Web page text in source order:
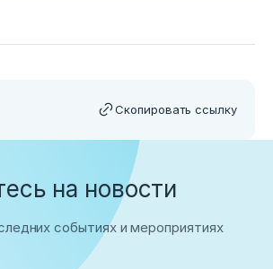
Скопировать ссылку
на новости
событиях и мероприятиях